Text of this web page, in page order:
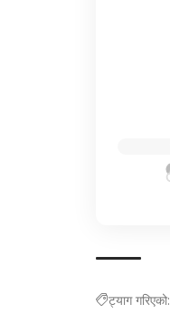
ट्याग गरिएको: